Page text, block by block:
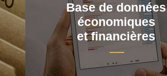
Base de données
économiques
et financières